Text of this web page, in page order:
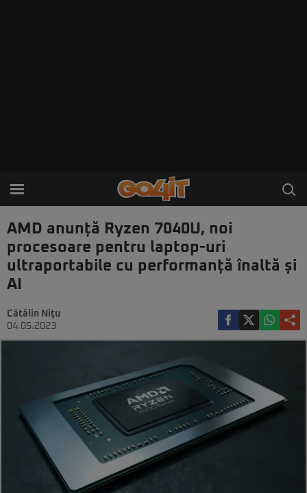
AMD anunță Ryzen 7040U, noi
procesoare pentru laptop-uri
ultraportabile cu performanță înaltă și
AI
Cătălin Niţu
04.05.2023